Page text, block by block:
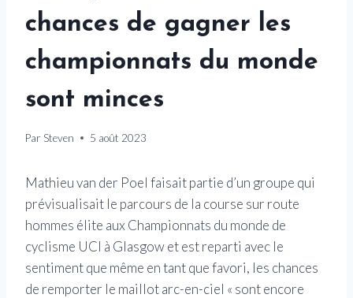
chances de gagner les
championnats du monde
sont minces
Par Steven 5 août 2023
Mathieu van der Poel faisait partie d’un groupe qui
prévisualisait le parcours de la course sur route
hommes élite aux Championnats du monde de
cyclisme UCI à Glasgow et est reparti avec le
sentiment que même en tant que favori, les chances
de remporter le maillot arc-en-ciel « sont encore